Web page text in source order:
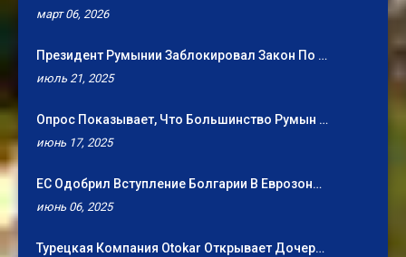
март 06, 2026
Президент Румынии Заблокировал Закон По …
июль 21, 2025
Опрос Показывает, Что Большинство Румын …
июнь 17, 2025
ЕС Одобрил Вступление Болгарии В Еврозон…
июнь 06, 2025
Турецкая Компания Otokar Открывает Дочер…